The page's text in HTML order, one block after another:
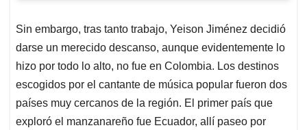
Sin embargo, tras tanto trabajo, Yeison Jiménez decidió
darse un merecido descanso, aunque evidentemente lo
hizo por todo lo alto, no fue en Colombia. Los destinos
escogidos por el cantante de música popular fueron dos
países muy cercanos de la región. El primer país que
exploró el manzanareño fue Ecuador, allí paseo por